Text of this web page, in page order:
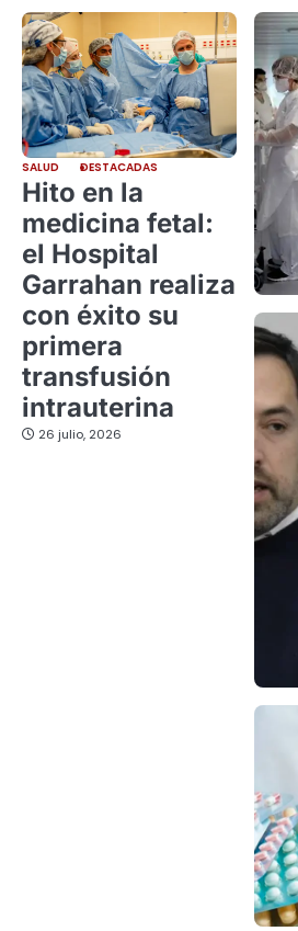
SALUD DESTACADAS
Hito en la
medicina fetal:
el Hospital
Garrahan realiza
con éxito su
primera
transfusión
intrauterina
26 julio, 2026